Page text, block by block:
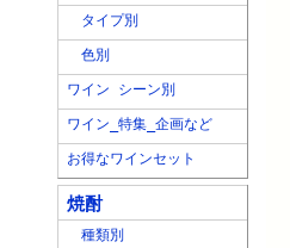
タイプ別
色別
ワイン シーン別
ワイン_特集_企画など
お得なワインセット
焼酎
種類別